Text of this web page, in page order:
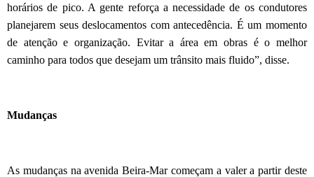
horários de pico. A gente reforça a necessidade de os condutores
planejarem seus deslocamentos com antecedência. É um momento
de atenção e organização. Evitar a área em obras é o melhor
caminho para todos que desejam um trânsito mais fluido”, disse.
Mudanças
As mudanças na avenida Beira-Mar começam a valer a partir deste